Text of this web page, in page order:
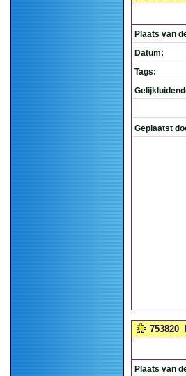
Plaats van
Datum:
Tags:
Geplaatst
753820
Plaats van